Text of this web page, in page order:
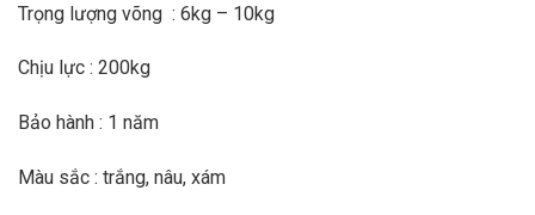
Trọng lượng võng : 6kg – 10kg
Chịu lực : 200kg
Bảo hành : 1 năm
Màu sắc : trắng, nâu, xám